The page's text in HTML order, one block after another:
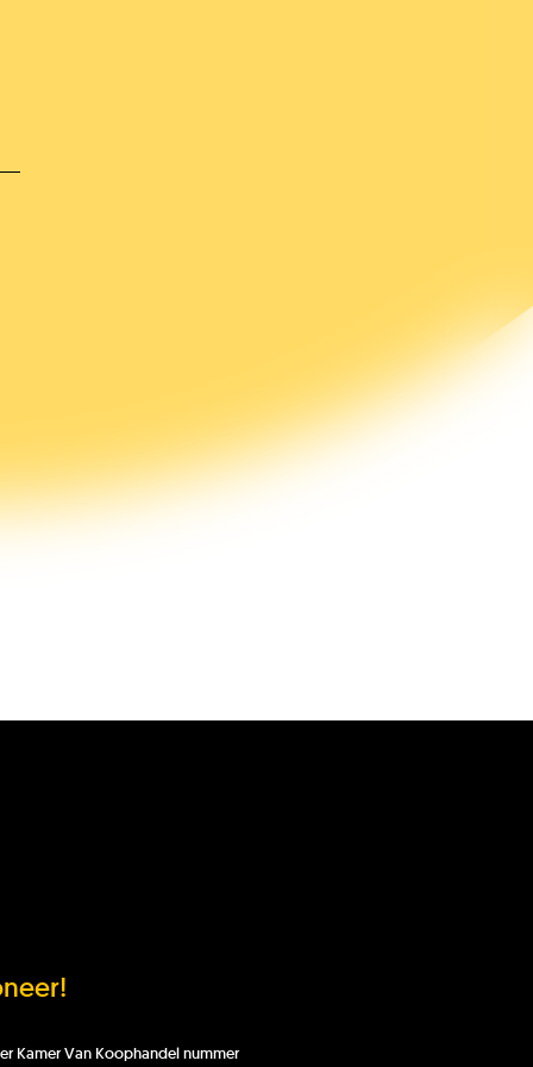
Kamer Van Koophandel nummer
je het antwoord dat je zocht
gevonden?